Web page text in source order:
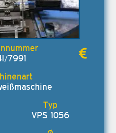
7991
VPS 1056